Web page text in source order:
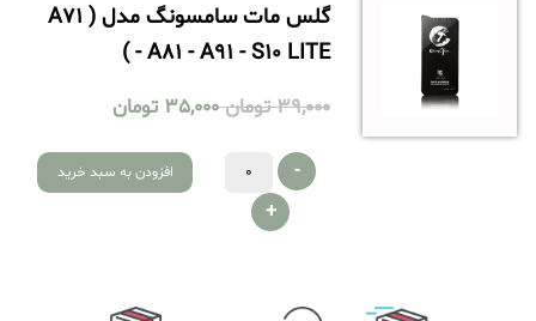
گلس مات سامسونگ مدل ( A71
- A81 - A91 - S10 LITE )
39,000 تومان 35,000 تومان
-
+
افزودن به سبد خرید